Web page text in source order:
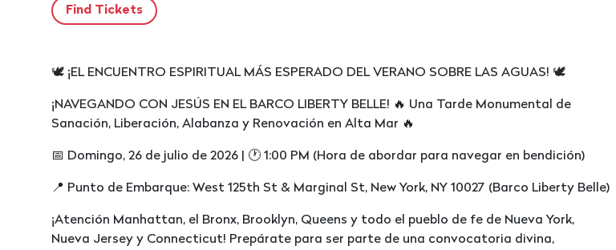
🕊️ ¡EL ENCUENTRO ESPIRITUAL MÁS ESPERADO DEL VERANO SOBRE LAS AGUAS! 🕊️
¡NAVEGANDO CON JESÚS EN EL BARCO LIBERTY BELLE! 🔥 Una Tarde Monumental de
Sanación, Liberación, Alabanza y Renovación en Alta Mar 🔥
📅 Domingo, 26 de julio de 2026 | 🕐 1:00 PM (Hora de abordar para navegar en bendición)
📍 Punto de Embarque: West 125th St & Marginal St, New York, NY 10027 (Barco Liberty Belle)
¡Atención Manhattan, el Bronx, Brooklyn, Queens y todo el pueblo de fe de Nueva York,
Nueva Jersey y Connecticut! Prepárate para ser parte de una convocatoria divina,